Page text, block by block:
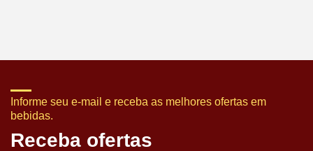
Informe seu e-mail e receba as melhores ofertas em
bebidas.
Receba ofertas